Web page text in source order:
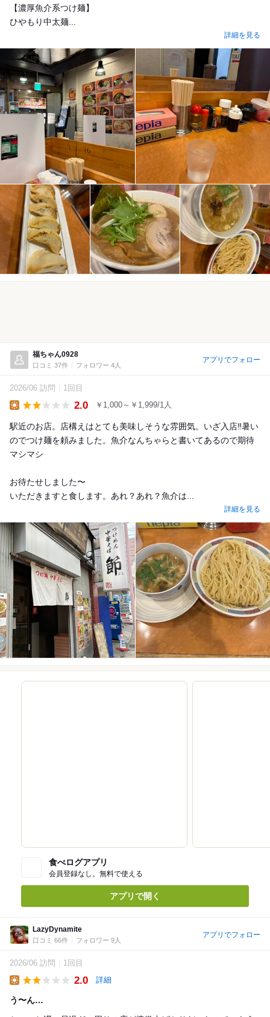
【濃厚魚介系つけ麺】
ひやもり中太麺...
詳細を見る
福ちゃん0928
口コミ 37件 フォロワー 4人
アプリでフォロー
2026/06 訪問 1回目
2.0 ￥1,000～￥1,999/1人
駅近のお店。店構えはとても美味しそうな雰囲気。いざ入店‼️暑い
のでつけ麺を頼みました。魚介なんちゃらと書いてあるので期待
マシマシ
お待たせしました〜
いただきますと食します。あれ？あれ？魚介は...
詳細を見る
食べログアプリ
会員登録なし。無料で使える
アプリで開く
LazyDynamite
口コミ 66件 フォロワー 9人
アプリでフォロー
2026/06 訪問 1回目
2.0 詳細
う〜ん…